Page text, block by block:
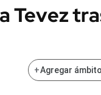
Sustentabilidad
POLÍTICA
Tevez
+Agregar